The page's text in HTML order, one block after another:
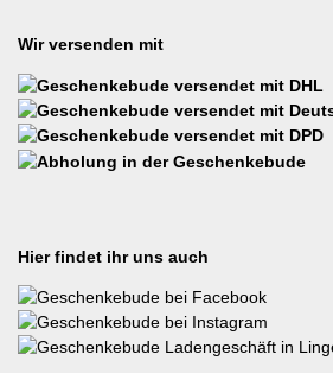
Wir versenden mit
Hier findet ihr uns auch